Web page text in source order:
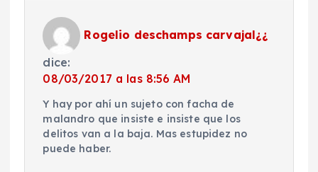
Rogelio deschamps carvajal¿¿
dice:
08/03/2017 a las 8:56 AM
Y hay por ahí un sujeto con facha de
malandro que insiste e insiste que los
delitos van a la baja. Mas estupidez no
puede haber.